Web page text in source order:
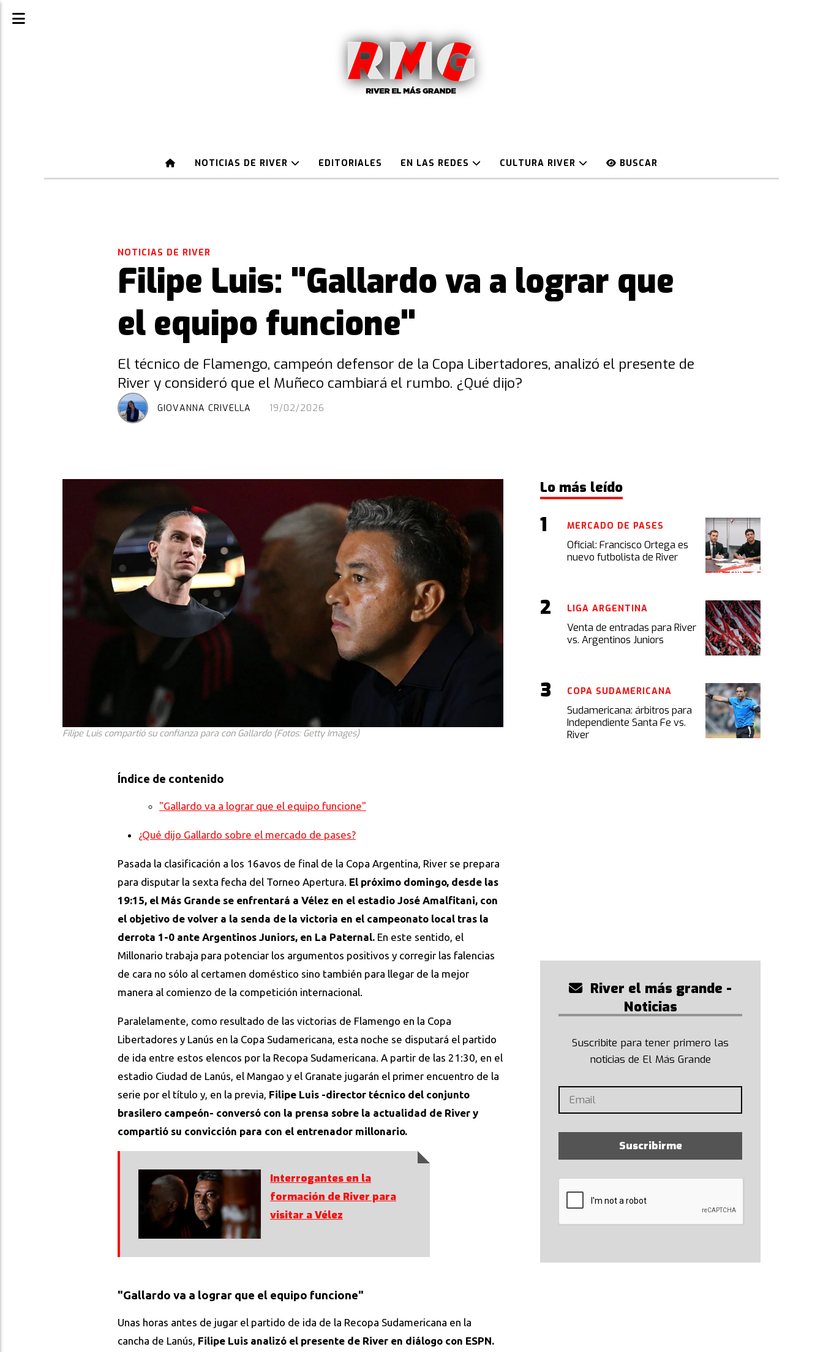
NOTICIAS DE RIVER EDITORIALES EN LAS REDES CULTURA RIVER BUSCAR
Filipe Luis: "Gallardo va a lograr que
el equipo funcione"
El técnico de Flamengo, campeón defensor de la Copa Libertadores, analizó el presente de
River y consideró que el Muñeco cambiará el rumbo. ¿Qué dijo?
NOTICIAS DE RIVER
19/02/2026
GIOVANNA CRIVELLA
Filipe Luis compartió su confianza para con Gallardo (Fotos: Getty Images)
Índice de contenido
"Gallardo va a lograr que el equipo funcione"
¿Qué dijo Gallardo sobre el mercado de pases?
Pasada la clasificación a los 16avos de final de la Copa Argentina, River se prepara
para disputar la sexta fecha del Torneo Apertura. El próximo domingo, desde las
19:15, el Más Grande se enfrentará a Vélez en el estadio José Amalfitani, con
el objetivo de volver a la senda de la victoria en el campeonato local tras la
derrota 1-0 ante Argentinos Juniors, en La Paternal. En este sentido, el
Millonario trabaja para potenciar los argumentos positivos y corregir las falencias
de cara no sólo al certamen doméstico sino también para llegar de la mejor
manera al comienzo de la competición internacional.
Paralelamente, como resultado de las victorias de Flamengo en la Copa
Libertadores y Lanús en la Copa Sudamericana, esta noche se disputará el partido
de ida entre estos elencos por la Recopa Sudamericana. A partir de las 21:30, en el
estadio Ciudad de Lanús, el Mangao y el Granate jugarán el primer encuentro de la
serie por el título y, en la previa, Filipe Luis -director técnico del conjunto
brasilero campeón- conversó con la prensa sobre la actualidad de River y
compartió su convicción para con el entrenador millonario.
Interrogantes en la
formación de River para
visitar a Vélez
"Gallardo va a lograr que el equipo funcione"
Unas horas antes de jugar el partido de ida de la Recopa Sudamericana en la
cancha de Lanús, Filipe Luis analizó el presente de River en diálogo con ESPN.
Lo más leído
Oficial: Francisco Ortega es
nuevo futbolista de River
MERCADO DE PASES
Venta de entradas para River
vs. Argentinos Juniors
LIGA ARGENTINA
Sudamericana: árbitros para
Independiente Santa Fe vs.
River
COPA SUDAMERICANA
River el más grande -
Noticias
Suscribite para tener primero las
noticias de El Más Grande
Suscribirme